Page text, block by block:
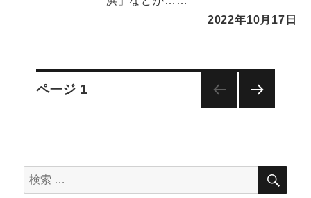
2022年10月17日
投
ビ
ページ 1
検
索
検